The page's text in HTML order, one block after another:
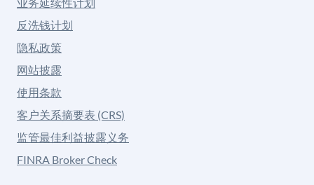
反洗钱计划
隐私政策
网站披露
使用条款
客户关系摘要表 (CRS)
监管最佳利益披露义务
FINRA Broker Check